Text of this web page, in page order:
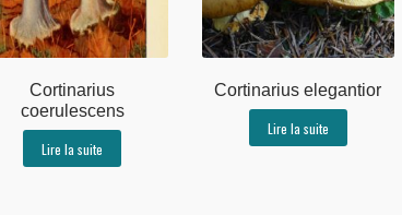
Cortinarius
coerulescens
Lire la suite
Cortinarius elegantior
Lire la suite